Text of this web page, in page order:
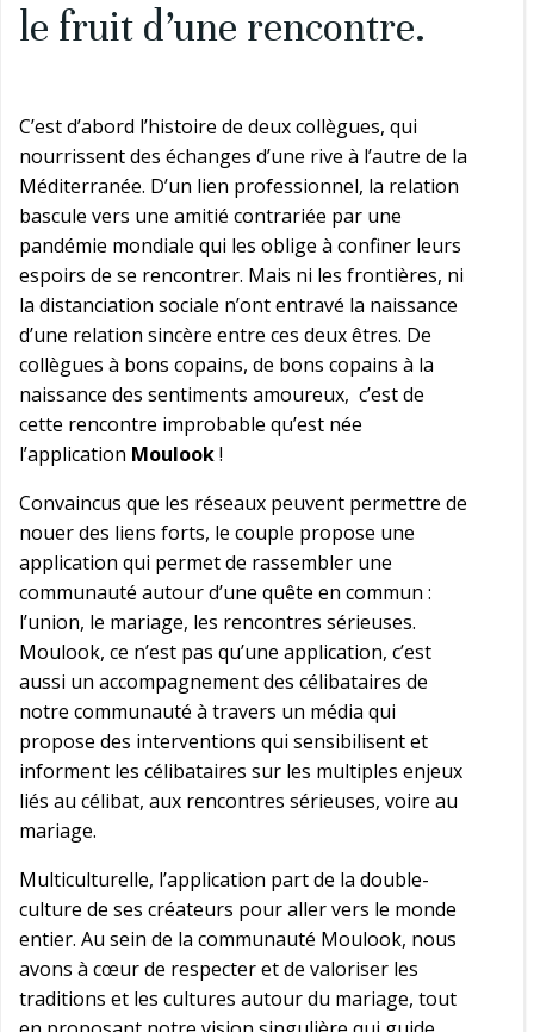
le fruit d’une rencontre.
C’est d’abord l’histoire de deux collègues, qui
nourrissent des échanges d’une rive à l’autre de la
Méditerranée. D’un lien professionnel, la relation
bascule vers une amitié contrariée par une
pandémie mondiale qui les oblige à confiner leurs
espoirs de se rencontrer. Mais ni les frontières, ni
la distanciation sociale n’ont entravé la naissance
d’une relation sincère entre ces deux êtres. De
collègues à bons copains, de bons copains à la
naissance des sentiments amoureux, c’est de
cette rencontre improbable qu’est née
l’application Moulook!
Convaincus que les réseaux peuvent permettre de
nouer des liens forts, le couple propose une
application qui permet de rassembler une
communauté autour d’une quête en commun :
l’union, le mariage, les rencontres sérieuses.
Moulook, ce n’est pas qu’une application, c’est
aussi un accompagnement des célibataires de
notre communauté à travers un média qui
propose des interventions qui sensibilisent et
informent les célibataires sur les multiples enjeux
liés au célibat, aux rencontres sérieuses, voire au
mariage.
Multiculturelle, l’application part de la double-
culture de ses créateurs pour aller vers le monde
entier. Au sein de la communauté Moulook, nous
avons à cœur de respecter et de valoriser les
traditions et les cultures autour du mariage, tout